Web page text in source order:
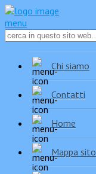
menu
Chi siamo
Contatti
Home
Mappa sito